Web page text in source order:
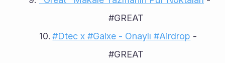
#GREAT
#Dtec x #Galxe - Onaylı #Airdrop -
#GREAT